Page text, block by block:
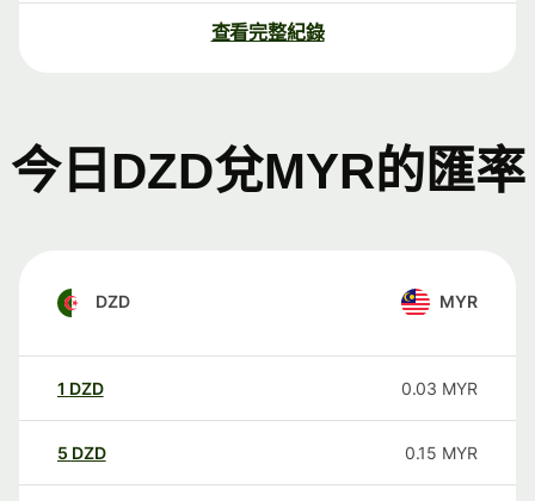
查看完整紀錄
今日DZD兌MYR的匯率
DZD MYR
1 DZD 0.03 MYR
5 DZD 0.15 MYR